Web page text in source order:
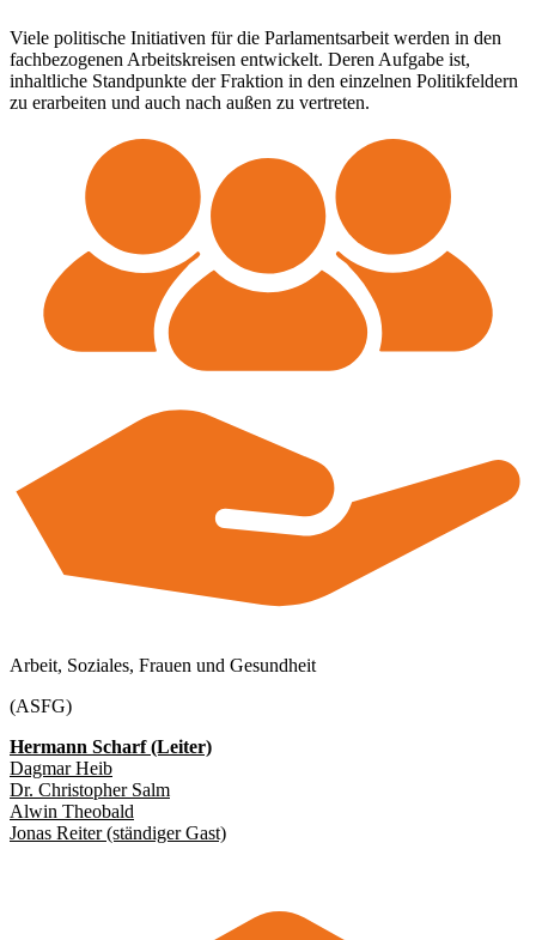
Viele politische Initiativen für die Parlamentsarbeit werden in den
fachbezogenen Arbeitskreisen entwickelt. Deren Aufgabe ist,
inhaltliche Standpunkte der Fraktion in den einzelnen Politikfeldern
zu erarbeiten und auch nach außen zu vertreten.
Arbeit, Soziales, Frauen und Gesundheit
(ASFG)
Hermann Scharf (Leiter)
Dagmar Heib
Dr. Christopher Salm
Alwin Theobald
Jonas Reiter (ständiger Gast)